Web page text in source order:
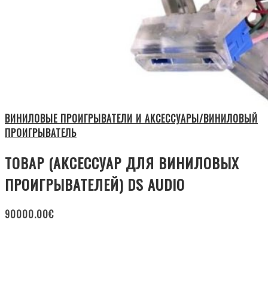
ВИНИЛОВЫЕ ПРОИГРЫВАТЕЛИ И АКСЕССУАРЫ/ВИНИЛОВЫЙ
ПРОИГРЫВАТЕЛЬ
ТОВАР (АКСЕССУАР ДЛЯ ВИНИЛОВЫХ
ПРОИГРЫВАТЕЛЕЙ) DS AUDIO
90000.00€